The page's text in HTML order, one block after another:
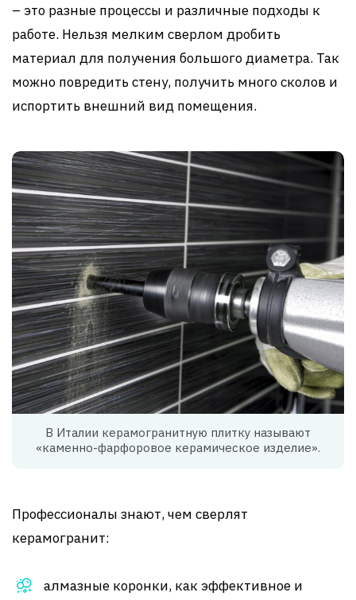
– это разные процессы и различные подходы к
работе. Нельзя мелким сверлом дробить
материал для получения большого диаметра. Так
можно повредить стену, получить много сколов и
испортить внешний вид помещения.
В Италии керамогранитную плитку называют
«каменно-фарфоровое керамическое изделие».
Профессионалы знают, чем сверлят
керамогранит:
алмазные коронки, как эффективное и